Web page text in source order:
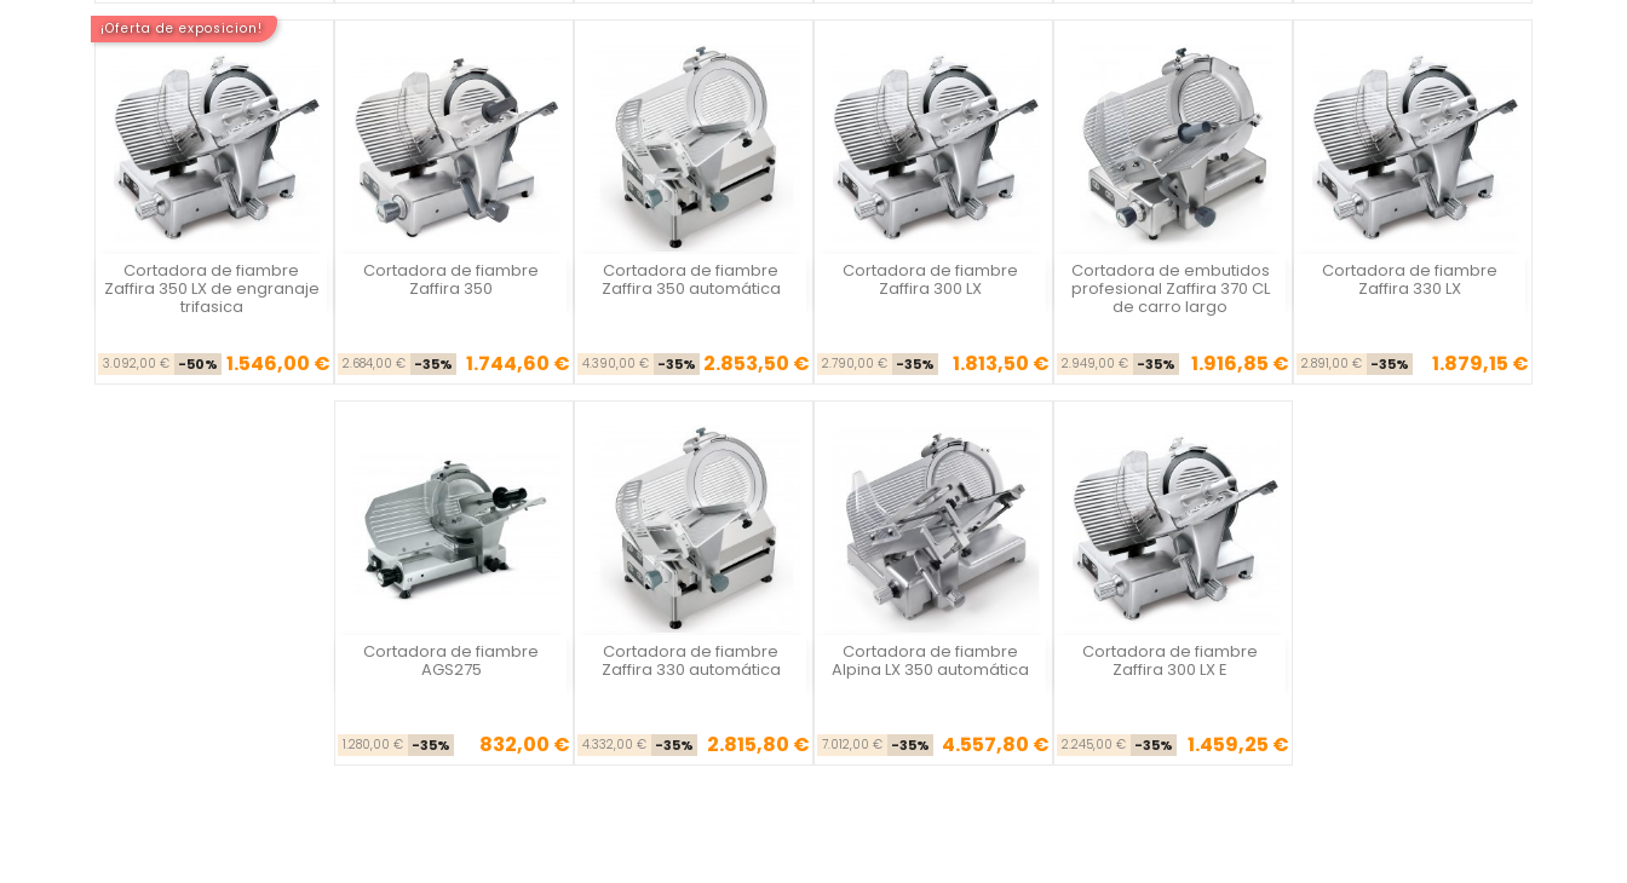
¡Oferta de exposicion!
Cortadora de fiambre
Zaffira 350 LX de engranaje
trifasica
Precio base
3.092,00 € -50% Precio
1.546,00 €

Vista rápida Cortadora de fiambre
Zaffira 350
Precio base
2.684,00 € -35% Precio
1.744,60 €
Vista rápida Cortadora de fiambre
Zaffira 350 automática
Precio base
4.390,00 € -35% Precio
2.853,50 €

Vista rápida Cortadora de fiambre
Zaffira 300 LX
Precio base
2.790,00 € -35% Precio
1.813,50 €
Vista rápida Cortadora de embutidos
profesional Zaffira 370 CL
de carro largo
Precio base
2.949,00 € -35% Precio
1.916,85 €

Vista rápida Cortadora de fiambre
Zaffira 330 LX
Precio base
2.891,00 € -35% Precio
1.879,15 €
Vista rápida
Cortadora de fiambre
AGS275
Precio base
1.280,00 € -35% Precio
832,00 €
Vista rápida Cortadora de fiambre
Zaffira 330 automática
Precio base
4.332,00 € -35% Precio
2.815,80 €

Vista rápida Cortadora de fiambre
Alpina LX 350 automática
Precio base
7.012,00 € -35% Precio
4.557,80 €

Vista rápida Cortadora de fiambre
Zaffira 300 LX E
Precio base
2.245,00 € -35% Precio
1.459,25 €
Vista rápida